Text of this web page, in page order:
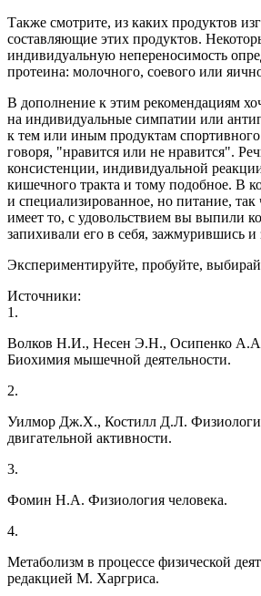
Также смотрите, из каких продуктов
составляющие этих продуктов.
индивидуальную непереносимость
протеина: молочного, соевого или
В дополнение к этим рекомендациям
на индивидуальные симпатии или
к тем или иным продуктам
говоря, "нравится или не нравится".
консистенции, индивидуальной
кишечного тракта и тому подобное. В
и специализированное, но питание, так
имеет то, с удовольствием вы выпили
запихивали его в себя, зажмурившись и
Экспериментируйте, пробуйте,
Источники:
1.
Волков Н.И., Несен Э.Н., Осипенко
Биохимия мышечной деятельности.
2.
Уилмор Дж.Х., Костилл Д.Л.
двигательной активности.
3.
Фомин Н.А. Физиология человека.
4.
Метаболизм в процессе физической
редакцией М. Харгриса.